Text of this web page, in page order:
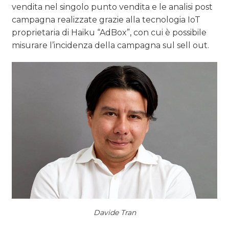
vendita nel singolo punto vendita e le analisi post
campagna realizzate grazie alla tecnologia IoT
proprietaria di Haiku “AdBox”, con cui è possibile
misurare l’incidenza della campagna sul sell out.
Davide Tran